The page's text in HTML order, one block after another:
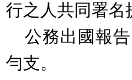
行之人共同署名
公務出國報告
勻支。